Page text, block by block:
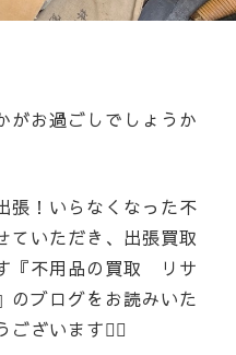
お過ごしでしょうか
張！いらなくなった不
ていただき、出張買取
『不用品の買取 リサ
ブログをお読みいた
ざいます🙇‍♀️